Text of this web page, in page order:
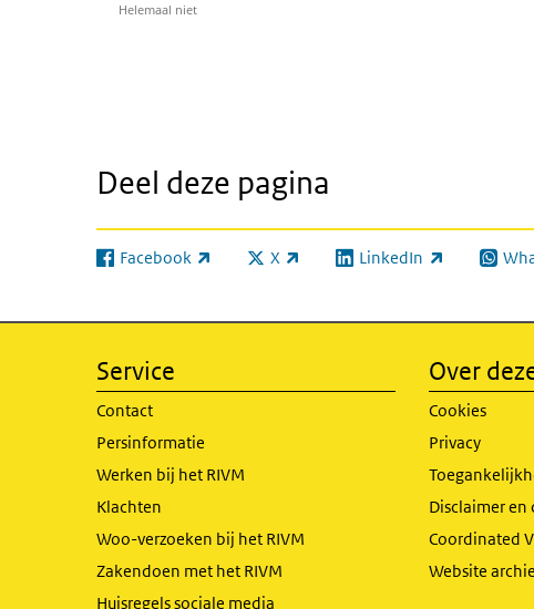
Helemaal niet
Deel deze pagina
Facebook
(externe link) X
(externe link) LinkedIn
(externe link)
Service
Contact
Persinformatie
Werken bij het RIVM
Klachten
Woo-verzoeken bij het RIVM
Zakendoen met het RIVM
Huisregels sociale media
Over
Cookies
Privacy
Disclaimer
Coordinated
Website